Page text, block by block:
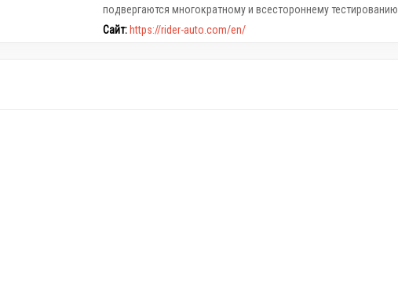
подвергаются многократному и всестороннему тестированию.
Сайт:https://rider-auto.com/en/